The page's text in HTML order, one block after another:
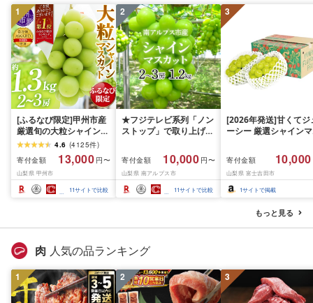
1
[ふるなび限定]甲州市産
厳選旬の大粒シャインマ
スカット 約1.3kg 2〜3
房[2026年発送]
(MG)B12-472 FN-
Limited-VO シャインマ
スカット フルーツ
4.6 (4125件)
寄付金額
13,000 円〜
山梨県 甲州市
11サイトで比較
2
★フジテレビ系列「ノン
ストップ」で取り上げら
先行予約]南アルプス市
産シャインマスカット
1.2kg以上(2〜3房)ふる
さと納税 おすすめ 山梨
県 南アルプス市 送料無
寄付金額 10,000 円〜
山梨県 南アルプス市
11サイトで比較
3
[2026年発送]甘くてジ
ーシー 厳選シャインマ
月前半(1〜15日)から
月下旬までの発送) フ
ーツ ぶどう 果物 山梨
産 2026 旬 大粒 高級
寄付金額 10,000
山梨県 富士吉田市
1サイトで掲載
もっと見る
肉 人気の品ランキング
1 2 3